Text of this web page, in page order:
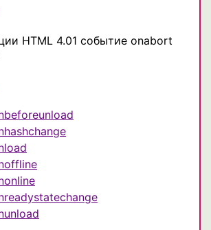
HTML 4.01 событие onabort